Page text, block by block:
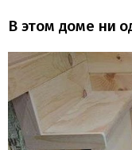
В этом доме ни